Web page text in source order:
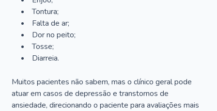
Tontura;
Falta de ar;
Dor no peito;
Tosse;
Diarreia.
Muitos pacientes não sabem, mas o clínico geral pode
atuar em casos de depressão e transtornos de
ansiedade, direcionando o paciente para avaliações mais